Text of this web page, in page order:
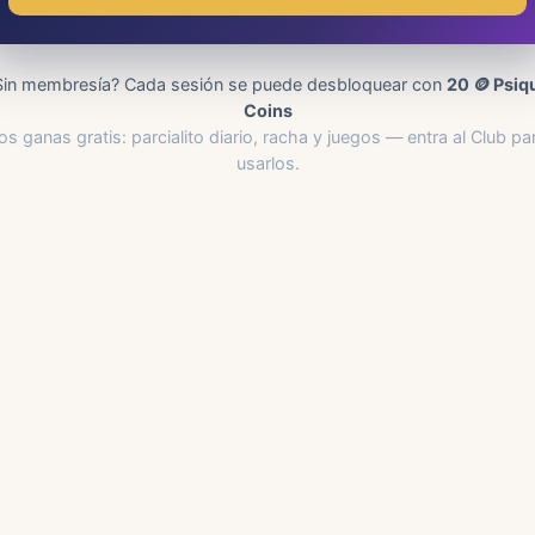
membresía? Cada sesión se puede desbloquear con 20 🪙
Coins
ganas gratis: parcialito diario, racha y juegos — entra al Club
usarlos.